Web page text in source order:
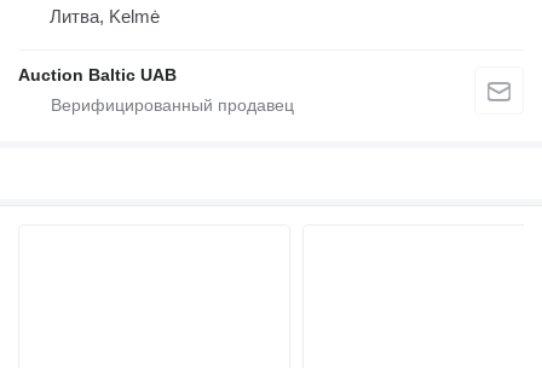
Литва, Kelmė
Auction Baltic UAB